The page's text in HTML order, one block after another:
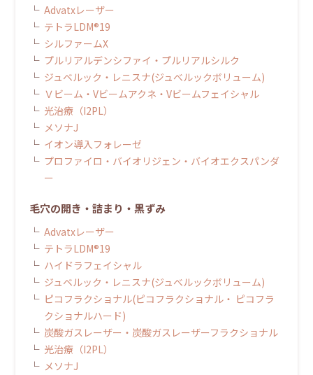
Advatxレーザー
テトラLDM®19
シルファームX
プルリアルデンシファイ・プルリアルシルク
ジュベルック・レニスナ(ジュべルックボリューム)
Ｖビーム・Vビームアクネ・Vビームフェイシャル
光治療（I2PL）
メソナJ
イオン導入フォレーゼ
プロファイロ・バイオリジェン・バイオエクスパンダ
ー
毛穴の開き・詰まり・黒ずみ
Advatxレーザー
テトラLDM®19
ハイドラフェイシャル
ジュベルック・レニスナ(ジュべルックボリューム)
ピコフラクショナル(ピコフラクショナル・ ピコフラ
クショナルハード)
炭酸ガスレーザー・炭酸ガスレーザーフラクショナル
光治療（I2PL）
メソナJ